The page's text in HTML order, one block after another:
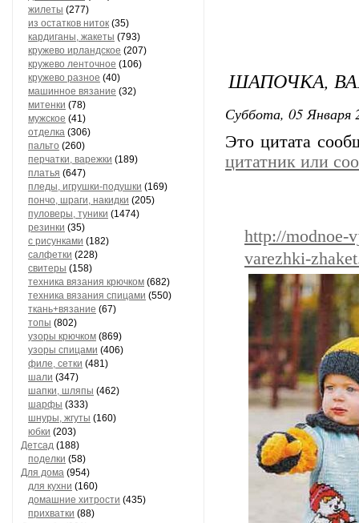
жилеты (277)
из остатков ниток (35)
кардиганы, жакеты (793)
кружево ирландское (207)
кружево ленточное (106)
кружево разное (40)
машинное вязание (32)
митенки (78)
мужское (41)
отделка (306)
пальто (260)
перчатки, варежки (189)
платья (647)
пледы, игрушки-подушки (169)
пончо, шраги, накидки (205)
пуловеры, туники (1474)
резинки (35)
с рисунками (182)
салфетки (228)
свитеры (158)
техника вязания крючком (682)
техника вязания спицами (550)
ткань+вязание (67)
топы (802)
узоры крючком (869)
узоры спицами (406)
филе, сетки (481)
шали (347)
шапки, шляпы (462)
шарфы (333)
шнуры, жгуты (160)
юбки (203)
Детсад (188)
поделки (58)
Для дома (954)
для кухни (160)
домашние хитрости (435)
прихватки (88)
ШАПОЧКА,
Суббота, 05 Января
Это цитата
цитатник или
http://modnoe-
varezhki-